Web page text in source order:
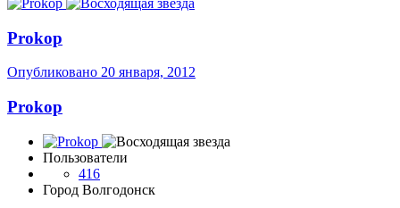
Prokop
Опубликовано 20 января, 2012
Prokop
Пользователи
416
Город Волгодонск